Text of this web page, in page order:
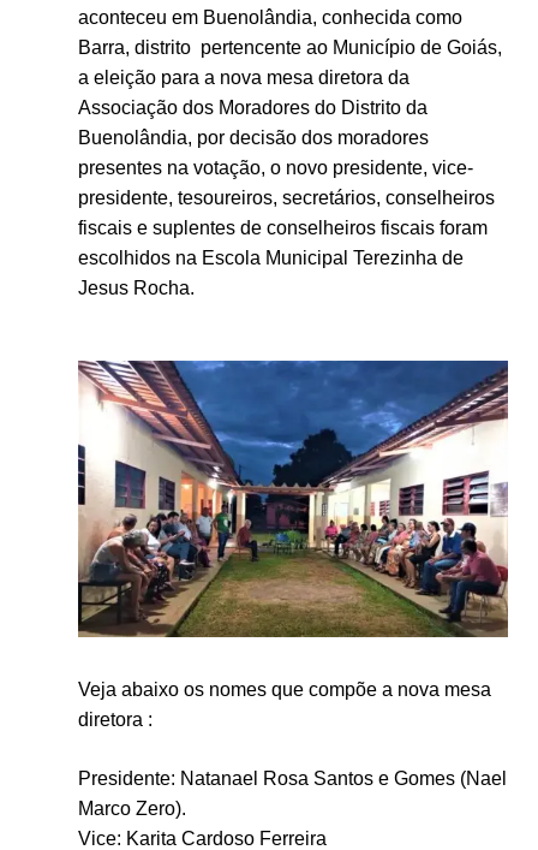
aconteceu em Buenolândia, conhecida como
Barra, distrito pertencente ao Município de Goiás,
a eleição para a nova mesa diretora da
Associação dos Moradores do Distrito da
Buenolândia, por decisão dos moradores
presentes na votação, o novo presidente, vice-
presidente, tesoureiros, secretários, conselheiros
fiscais e suplentes de conselheiros fiscais foram
escolhidos na Escola Municipal Terezinha de
Jesus Rocha.
Veja abaixo os nomes que compõe a nova mesa
diretora :
Presidente: Natanael Rosa Santos e Gomes (Nael
Marco Zero).
Vice: Karita Cardoso Ferreira